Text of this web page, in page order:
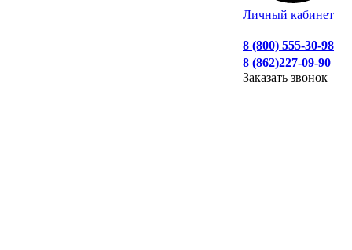
Личный кабинет
8 (800) 555-30-98
8 (862)227-09-90
Заказать звонок